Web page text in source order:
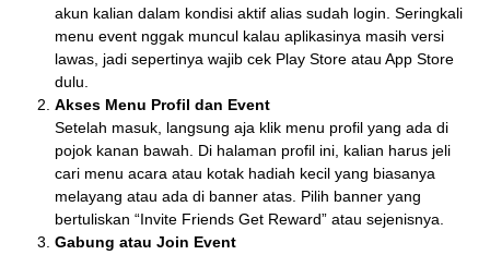
akun kalian dalam kondisi aktif alias sudah login. Seringkali
menu event nggak muncul kalau aplikasinya masih versi
lawas, jadi sepertinya wajib cek Play Store atau App Store
dulu.
Akses Menu Profil dan Event
Setelah masuk, langsung aja klik menu profil yang ada di
pojok kanan bawah. Di halaman profil ini, kalian harus jeli
cari menu acara atau kotak hadiah kecil yang biasanya
melayang atau ada di banner atas. Pilih banner yang
bertuliskan “Invite Friends Get Reward” atau sejenisnya.
Gabung atau Join Event